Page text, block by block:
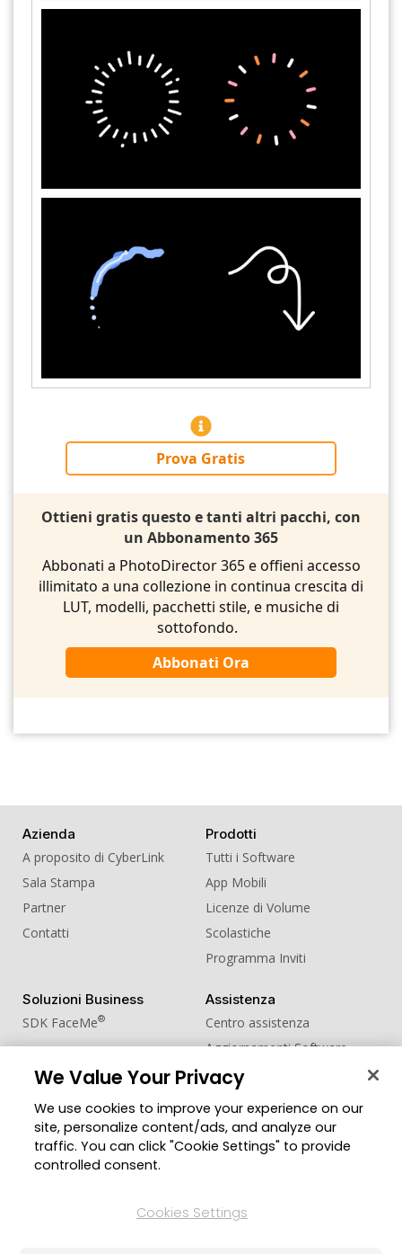
Prova Gratis
Ottieni gratis questo e tanti altri pacchi, con
un Abbonamento 365
Abbonati a PhotoDirector 365 e offieni accesso
illimitato a una collezione in continua crescita di
LUT, modelli, pacchetti stile, e musiche di
sottofondo.
Abbonati Ora
Azienda
A proposito di CyberLink
Sala Stampa
Partner
Contatti
Prodotti
Tutti i Software
App Mobili
Licenze di Volume
Scolastiche
Programma Inviti
Soluzioni Business
SDK FaceMe®
Assistenza
Centro assistenza
Aggiornamenti Software
Centro Apprendimento
Comunità
Zona Utenti
Blog
Cambia regione
We Value Your Privacy
We use cookies to improve your experience on our
site, personalize content/ads, and analyze our
traffic. You can click "Cookie Settings" to provide
controlled consent.
Cookies Settings